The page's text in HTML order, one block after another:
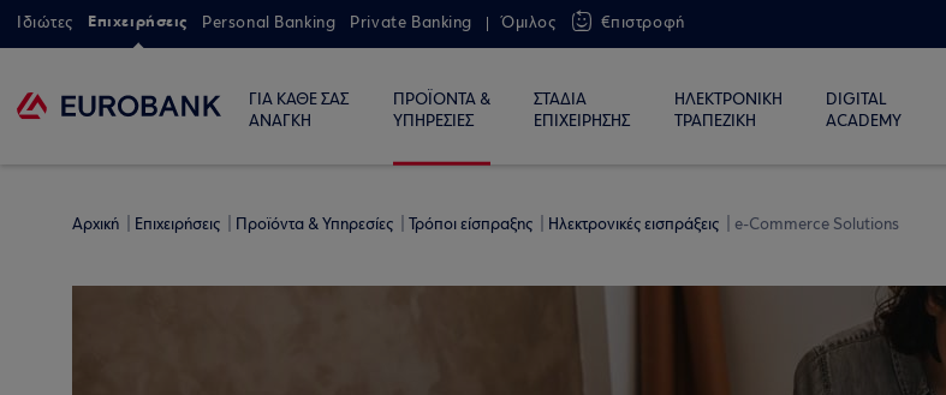
Ιδιώτες Επιχειρήσεις Personal Banking Private Banking Όμιλος €πιστροφή
ΓΙΑ ΚΑΘΕ ΣΑΣ
ΑΝΑΓΚΗ
ΠΡΟΪΟΝΤΑ &
ΥΠΗΡΕΣΙΕΣ
ΣΤΑΔΙΑ
ΕΠΙΧΕΙΡΗΣΗΣ
ΗΛΕΚΤΡΟΝΙΚΗ
ΤΡΑΠΕΖΙΚΗ
DIGITAL
ACADEMY
Αρχική Επιχειρήσεις Προϊόντα & Υπηρεσίες Τρόποι είσπραξης Ηλεκτρονικές εισπράξεις e-Commerce Solutions